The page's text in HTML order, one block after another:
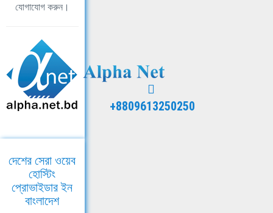
যোগাযোগ করুন।
+8809613250250
দেশের সেরা ওয়েব
হোস্টিং
প্রোভাইডার ইন
বাংলাদেশ